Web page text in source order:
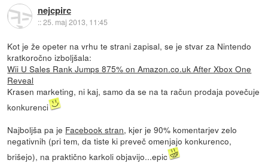
nejcpirc
::25. maj 2013, 11:45
Kot je že opeter na vrhu te strani zapisal, se je stvar za Nintendo
kratkoročno izboljšala:
Wii U Sales Rank Jumps 875% on Amazon.co.uk After Xbox One
Reveal
Krasen marketing, ni kaj, samo da se na ta račun prodaja povečuje
konkurenci
Najboljša pa je Facebook stran, kjer je 90% komentarjev zelo
negativnih (pri tem, da tiste ki preveč omenjajo konkurenco,
brišejo), na praktično karkoli objavijo...epic